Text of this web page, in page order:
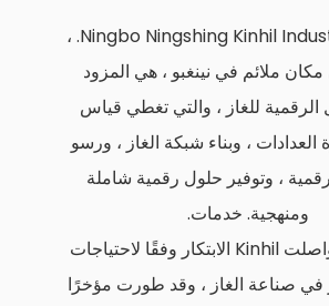
Ningbo Ningshing Kinhil Industrial Co.، Ltd. ،
ملائم في نينغبو ، هي المزود
الرقمية للغاز ، والتي تغطي قياس
العدادات ، وبناء شبكة الغاز ، ورسو
، وتوفير حلول رقمية شاملة
ومنهجية. خدمات.
منذ إنشائها ، واصلت Kinhil الابتكار وفقًا لاحتياجات
في صناعة الغاز ، وقد طورت مؤخرًا